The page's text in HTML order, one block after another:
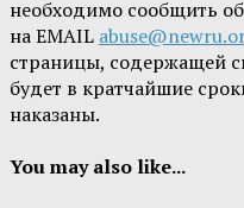
необходимо сообщить
на EMAIL
страницы, содержащей
будет в кратчайшие
наказаны.
You may also like...